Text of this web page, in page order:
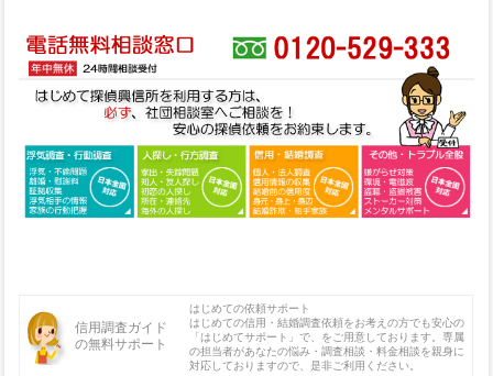
信用調査ガイド
の無料サポート
はじめての依頼サポート
はじめての信用・結婚調査依頼をお考えの方でも安心の
「はじめてサポート」で、をご用意しております。専属
の担当者があなたの悩み・調査相談・料金相談を親身に
対応しておりますので、是非ご利用ください。